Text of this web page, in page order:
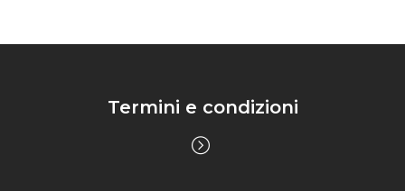
Termini e condizioni